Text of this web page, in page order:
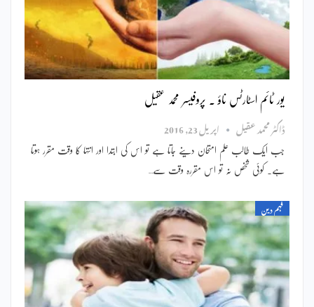
یور ٹائم اسٹارٹس ناؤ ۔ پروفیسر محمد عقیل
ڈاکٹر محمد عقیل اپریل 23, 2016
جب ایک طالب علم امتحان دینے جاتا ہے تو اس کی ابتدا اور انتہا کا وقت مقرر ہوتا
ہے۔ کوئی شخص نہ تو اس مقررہ وقت سے…
فہم دین